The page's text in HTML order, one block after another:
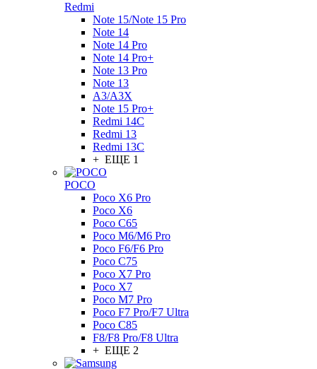
Redmi
Note 15/Note 15 Pro
Note 14
Note 14 Pro
Note 14 Pro+
Note 13 Pro
Note 13
A3/A3X
Note 15 Pro+
Redmi 14C
Redmi 13
Redmi 13C
+ ЕЩЕ 1
POCO
Poco X6 Pro
Poco X6
Poco C65
Poco M6/M6 Pro
Poco F6/F6 Pro
Poco C75
Poco X7 Pro
Poco X7
Poco M7 Pro
Poco F7 Pro/F7 Ultra
Poco C85
F8/F8 Pro/F8 Ultra
+ ЕЩЕ 2